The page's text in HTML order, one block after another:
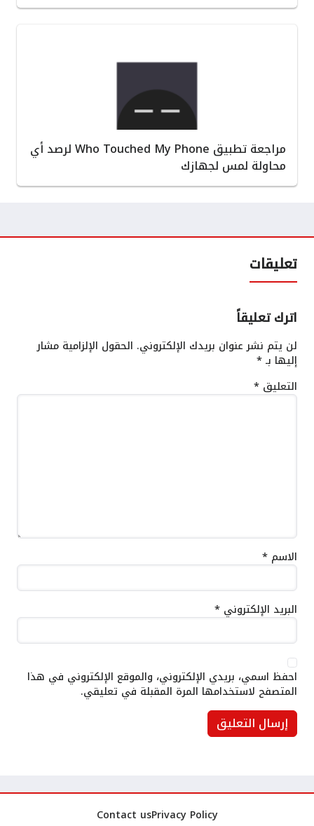
مراجعة تطبيق Who Touched My Phone لرصد أي
محاولة لمس لجهازك
تعليقات
اترك تعليقاً
لن يتم نشر عنوان بريدك الإلكتروني. الحقول الإلزامية مشار
إليها بـ*
التعليق *
الاسم *
البريد الإلكتروني *
احفظ اسمي، بريدي الإلكتروني، والموقع الإلكتروني في هذا
المتصفح لاستخدامها المرة المقبلة في تعليقي.
Privacy Policy
Contact us